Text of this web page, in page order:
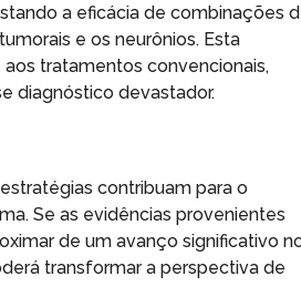
a eficácia de combinações
e os neurônios. Esta
tratamentos convencionais,
diagnóstico devastador.
contribuam para o
Se as evidências provenientes
de um avanço significativo
transformar a perspectiva de